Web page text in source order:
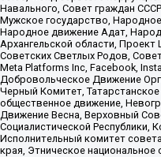
Навального, Совет граждан
Мужское государство,
Народное движение Адат,
Архангельской области,
Советских Светлых Родов,
Meta Platforms Inc, Facebook,
Добровольческое Движение
Черный Комитет,
общественное движение,
Движение Весна, Верховный
Социалистической Республики,
Исполнительный комитет
края, Этническое